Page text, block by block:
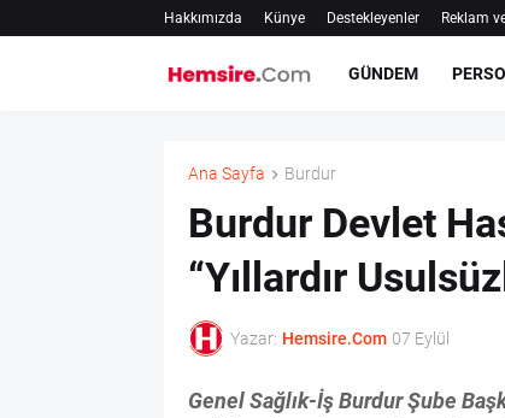
Hakkımızda Künye Destekleyenler Reklam
GÜNDEM
Ana Sayfa Burdur
Burdur Devlet
“Yıllardır
Yazar: Hemsire.Com 07 Eylül
Genel Sağlık-İş Burdur Şube